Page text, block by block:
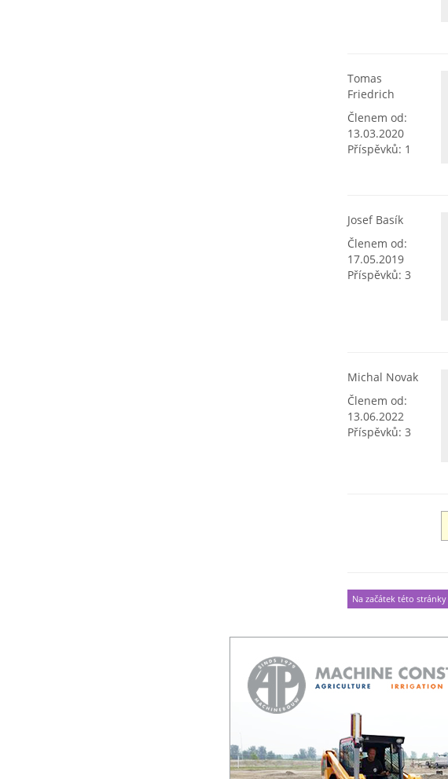
Tomas
Friedrich
Členem od:
13.03.2020
Příspěvků: 1
Josef Basík
Členem od:
17.05.2019
Příspěvků: 3
Michal Novak
Členem od:
13.06.2022
Příspěvků: 3
Na začátek této stránky